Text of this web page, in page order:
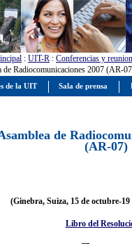
: UIT-R : Conferencias y
de Radiocomunicaciones 2007 (AR-
de
(AR-07)
(Ginebra, Suiza, 15 de octubre-19
Libro del
de la UIT Sala de prensa